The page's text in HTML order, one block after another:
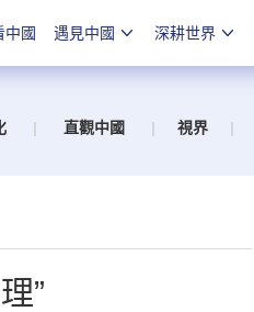
中國 遇見中國 深耕世界
| 直觀中國 | 視界 |
”